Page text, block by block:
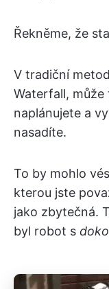
Řekněme, že
V tradiční
Waterfall,
naplánujete a
nasadíte.
To by mohlo
kterou jste
jako zbytečná.
byl robot s